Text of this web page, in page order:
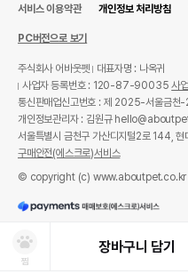
찜
장바구니 담기
서비스 이용약관 개인정보 처리방침
PC버전으로 보기
주식회사 어바웃펫
대표자명 : 나옥귀
사업자 등록번호 : 120-87-90035사
통신판매업신고번호 : 제 2025-서울금
개인정보관리자 : 김원규
서울특별시 금천구 가산디지털2로 144,
구매안전(에스크로)서비스
© copyright (c)